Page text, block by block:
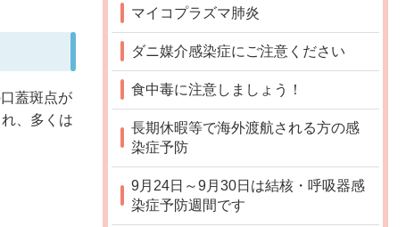
蓋斑点が
、多くは
マイコプラズマ肺炎
ダニ媒介感染症にご注意ください
食中毒に注意しましょう！
長期休暇等で海外渡航される方の感
染症予防
9月24日～9月30日は結核・呼吸器感
染症予防週間です